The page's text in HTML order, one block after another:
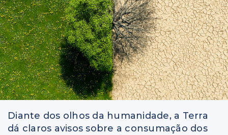
Diante dos olhos da humanidade, a Terra
dá claros avisos sobre a consumação dos